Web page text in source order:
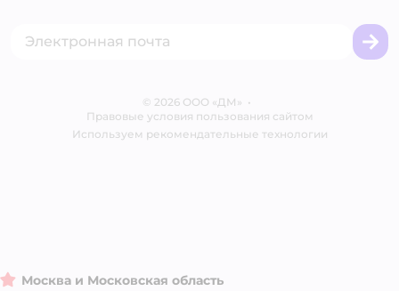
Блог
Корм для собак
© 2026 ООО «ДМ» •
Правовые условия пользования сайтом
Используем рекомендательные технологии
Москва и Московская область